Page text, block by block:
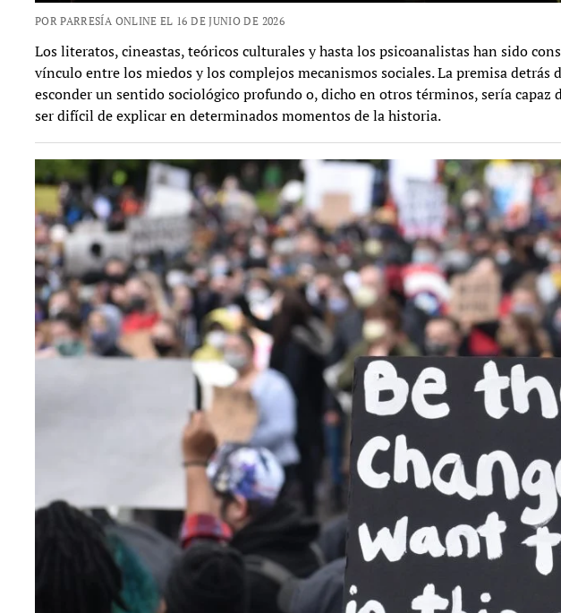
POR PARRESÍA ONLINE EL 16 DE JUNIO DE 2026
Los literatos, cineastas, teóricos culturales y hasta los psicoanalistas han sido
vínculo entre los miedos y los complejos mecanismos sociales. La premisa
esconder un sentido sociológico profundo o, dicho en otros términos, sería
ser difícil de explicar en determinados momentos de la historia.